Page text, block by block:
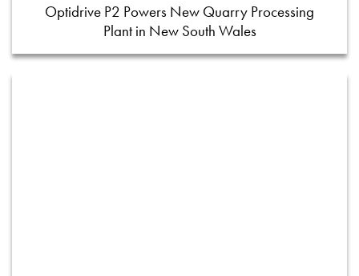
Optidrive P2 Powers New Quarry Processing
Plant in New South Wales